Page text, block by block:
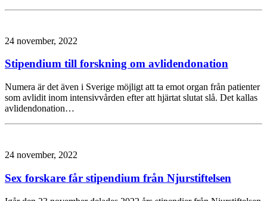
24 november, 2022
Stipendium till forskning om avlidendonation
Numera är det även i Sverige möjligt att ta emot organ från patienter
som avlidit inom intensivvården efter att hjärtat slutat slå. Det kallas
avlidendonation…
24 november, 2022
Sex forskare får stipendium från Njurstiftelsen